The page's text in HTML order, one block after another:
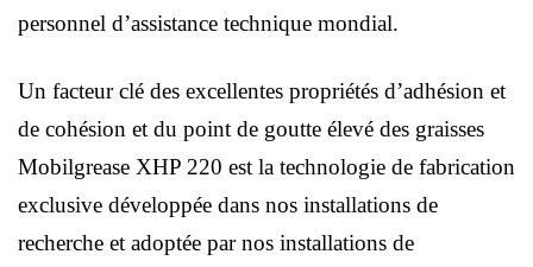
personnel d’assistance technique mondial.
Un facteur clé des excellentes propriétés d’adhésion et
de cohésion et du point de goutte élevé des graisses
Mobilgrease XHP 220 est la technologie de fabrication
exclusive développée dans nos installations de
recherche et adoptée par nos installations de